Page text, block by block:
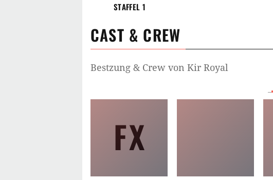
STAFFEL 1
CAST & CREW
Bestzung & Crew von Kir Royal
FX